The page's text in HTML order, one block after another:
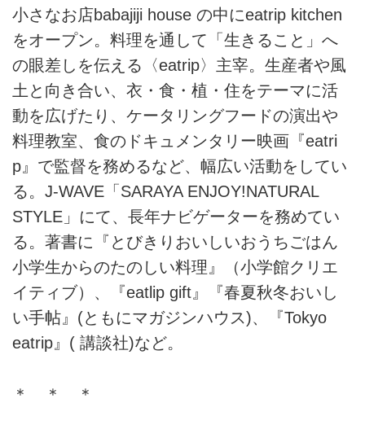
小さなお店babajiji house の中にeatrip kitchen
をオープン。料理を通して「生きること」へ
の眼差しを伝える〈eatrip〉主宰。生産者や風
土と向き合い、衣・食・植・住をテーマに活
動を広げたり、ケータリングフードの演出や
料理教室、食のドキュメンタリー映画『eatri
p』で監督を務めるなど、幅広い活動をしてい
る。J-WAVE「SARAYA ENJOY!NATURAL
STYLE」にて、長年ナビゲーターを務めてい
る。著書に『とびきりおいしいおうちごはん
小学生からのたのしい料理』（小学館クリエ
イティブ）、『eatlip gift』『春夏秋冬おいし
い手帖』(ともにマガジンハウス)、『Tokyo
eatrip』( 講談社)など。
＊ ＊ ＊